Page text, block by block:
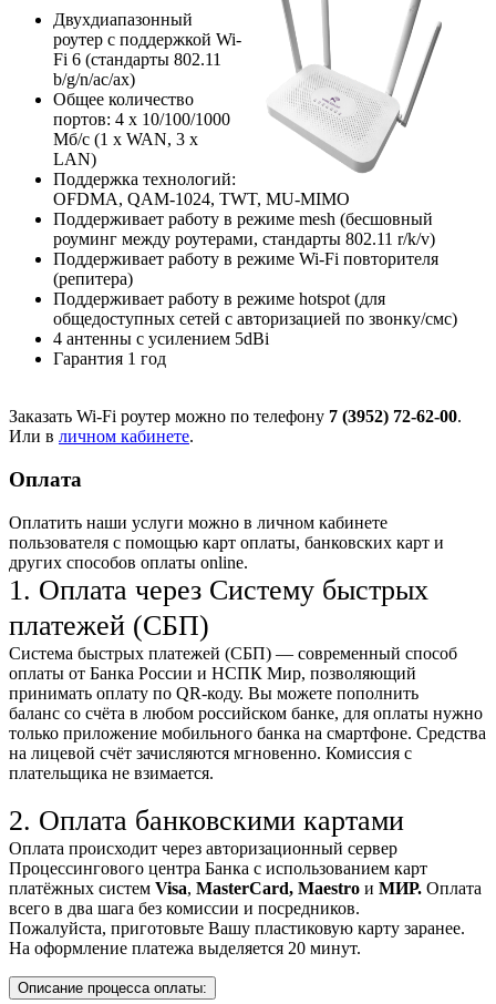
Двухдиапазонный
роутер с поддержкой Wi-
Fi 6 (стандарты 802.11
b/g/n/ac/ax)
Общее количество
портов: 4 х 10/100/1000
Мб/с (1 x WAN, 3 x
LAN)
Поддержка технологий:
OFDMA, QAM-1024, TWT, MU-MIMO
Поддерживает работу в режиме mesh (бесшовный
роуминг между роутерами, стандарты 802.11 r/k/v)
Поддерживает работу в режиме Wi-Fi повторителя
(репитера)
Поддерживает работу в режиме hotspot (для
общедоступных сетей с авторизацией по звонку/смс)
4 антенны с усилением 5dBi
Гарантия 1 год
Заказать Wi-Fi роутер можно по телефону 7 (3952) 72-62-00.
Или в личном кабинете.
Оплата
Оплатить наши услуги можно в личном кабинете
пользователя с помощью карт оплаты, банковских карт и
других способов оплаты online.
1. Оплата через Систему быстрых
платежей (СБП)
Система быстрых платежей (СБП) — современный способ
оплаты от Банка России и НСПК Мир, позволяющий
принимать оплату по QR-коду. Вы можете пополнить
баланс со счёта в любом российском банке, для оплаты нужно
только приложение мобильного банка на смартфоне. Средства
на лицевой счёт зачисляются мгновенно. Комиссия с
плательщика не взимается.
2. Оплата банковскими картами
Оплата происходит через авторизационный сервер
Процессингового центра Банка с использованием карт
платёжных систем Visa, MasterCard, Maestro и МИР. Оплата
всего в два шага без комиссии и посредников.
Пожалуйста, приготовьте Вашу пластиковую карту заранее.
На оформление платежа выделяется 20 минут.
Описание процесса оплаты: